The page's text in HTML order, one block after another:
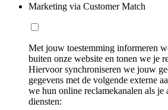
Marketing via Customer Match
Met jouw toestemming informeren
buiten onze website en tonen we je
Hiervoor synchroniseren we jouw
gegevens met de volgende externe
we hun online reclamekanalen als
diensten: